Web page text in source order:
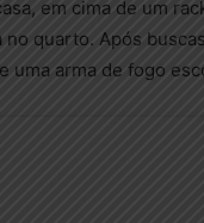
em cima de um
quarto. Após
uma arma de fogo